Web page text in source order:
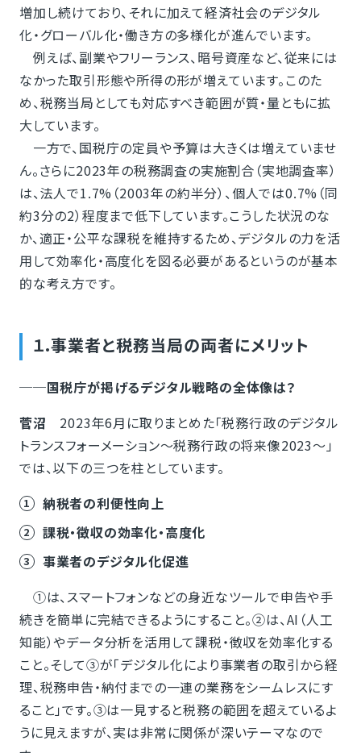
増加し続けており、それに加えて経済社会のデジタル
化・グローバル化・働き方の多様化が進んでいます。
例えば、副業やフリーランス、暗号資産など、従来には
なかった取引形態や所得の形が増えています。このた
め、税務当局としても対応すべき範囲が質・量ともに拡
大しています。
一方で、国税庁の定員や予算は大きくは増えていませ
ん。さらに2023年の税務調査の実施割合（実地調査率）
は、法人で1.7%（2003年の約半分）、個人では0.7%（同
約3分の2）程度まで低下しています。こうした状況のな
か、適正・公平な課税を維持するため、デジタルの力を活
用して効率化・高度化を図る必要があるというのが基本
的な考え方です。
１.事業者と税務当局の両者にメリット
──国税庁が掲げるデジタル戦略の全体像は？
菅沼 2023年6月に取りまとめた「税務行政のデジタル
トランスフォーメーション～税務行政の将来像2023～」
では、以下の三つを柱としています。
納税者の利便性向上
課税・徴収の効率化・高度化
事業者のデジタル化促進
①は、スマートフォンなどの身近なツールで申告や手
続きを簡単に完結できるようにすること。②は、AI（人工
知能）やデータ分析を活用して課税・徴収を効率化する
こと。そして③が「デジタル化により事業者の取引から経
理、税務申告・納付までの一連の業務をシームレスにす
ること」です。③は一見すると税務の範囲を超えているよ
うに見えますが、実は非常に関係が深いテーマなので